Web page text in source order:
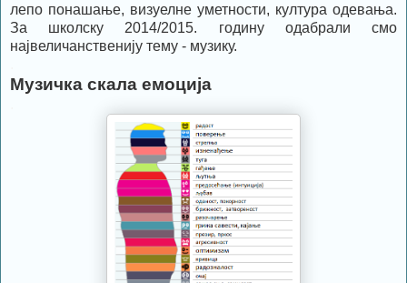
лепо понашање, визуелне уметности, култура одевања.
За школску 2014/2015. годину одабрали смо
највеличанственију тему - музику.
Музичка скала емоција